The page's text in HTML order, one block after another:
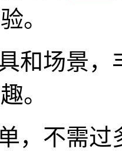
。
和场景
。
，不需